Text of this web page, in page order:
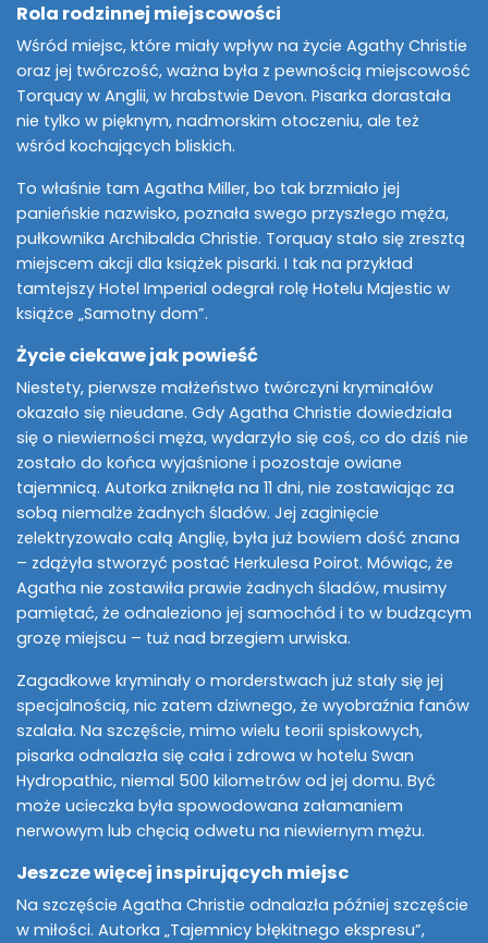
Rola rodzinnej miejscowości
Wśród miejsc, które miały wpływ na życie Agathy Christie
oraz jej twórczość, ważna była z pewnością miejscowość
Torquay w Anglii, w hrabstwie Devon. Pisarka dorastała
nie tylko w pięknym, nadmorskim otoczeniu, ale też
wśród kochających bliskich.
To właśnie tam Agatha Miller, bo tak brzmiało jej
panieńskie nazwisko, poznała swego przyszłego męża,
pułkownika Archibalda Christie. Torquay stało się zresztą
miejscem akcji dla książek pisarki. I tak na przykład
tamtejszy Hotel Imperial odegrał rolę Hotelu Majestic w
książce „Samotny dom”.
Życie ciekawe jak powieść
Niestety, pierwsze małżeństwo twórczyni kryminałów
okazało się nieudane. Gdy Agatha Christie dowiedziała
się o niewierności męża, wydarzyło się coś, co do dziś nie
zostało do końca wyjaśnione i pozostaje owiane
tajemnicą. Autorka zniknęła na 11 dni, nie zostawiając za
sobą niemalże żadnych śladów. Jej zaginięcie
zelektryzowało całą Anglię, była już bowiem dość znana
– zdążyła stworzyć postać Herkulesa Poirot. Mówiąc, że
Agatha nie zostawiła prawie żadnych śladów, musimy
pamiętać, że odnaleziono jej samochód i to w budzącym
grozę miejscu – tuż nad brzegiem urwiska.
Zagadkowe kryminały o morderstwach już stały się jej
specjalnością, nic zatem dziwnego, że wyobraźnia fanów
szalała. Na szczęście, mimo wielu teorii spiskowych,
pisarka odnalazła się cała i zdrowa w hotelu Swan
Hydropathic, niemal 500 kilometrów od jej domu. Być
może ucieczka była spowodowana załamaniem
nerwowym lub chęcią odwetu na niewiernym mężu.
Jeszcze więcej inspirujących miejsc
Na szczęście Agatha Christie odnalazła później szczęście
w miłości. Autorka „Tajemnicy błękitnego ekspresu”,